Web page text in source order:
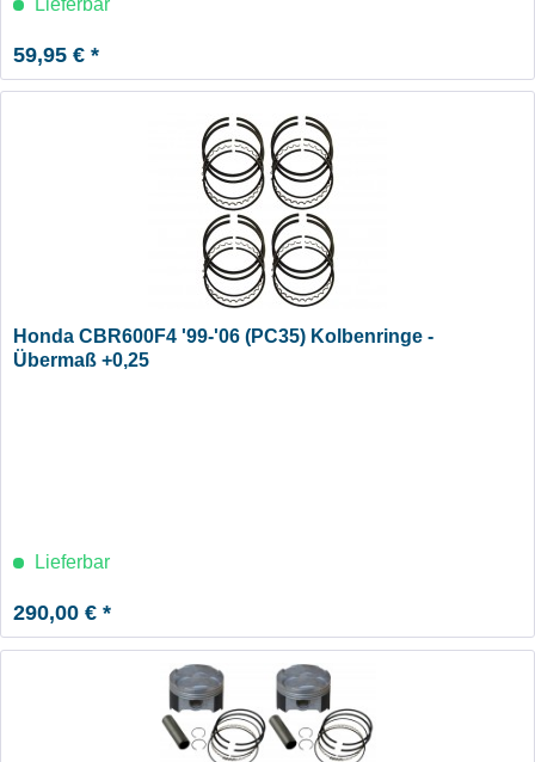
Lieferbar
59,95 € *
Honda CBR600F4 '99-'06 (PC35) Kolbenringe -
Übermaß +0,25
Lieferbar
290,00 € *